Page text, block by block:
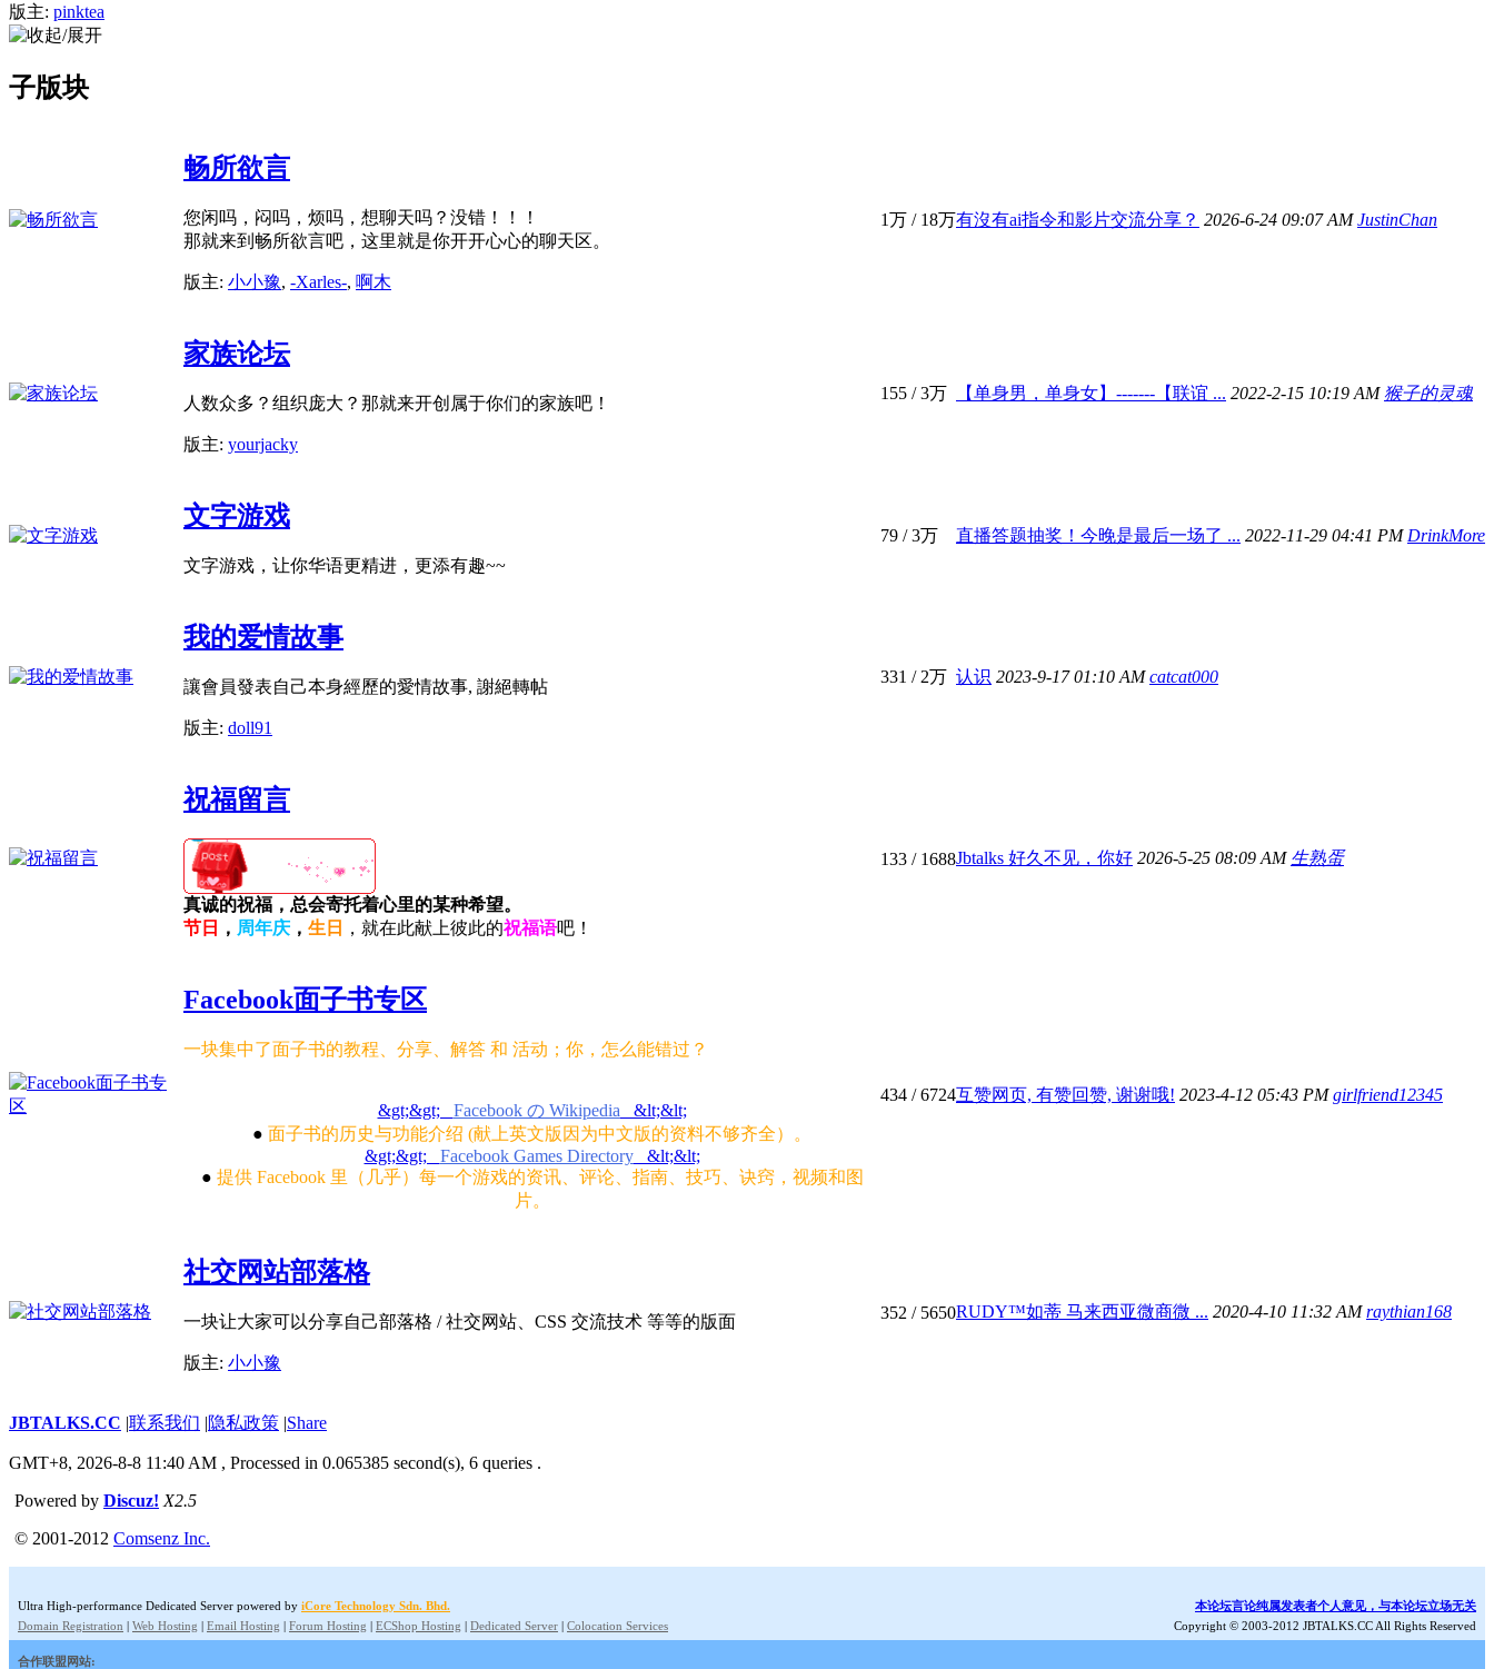
版主: pinktea
子版块
畅所欲言
您闲吗，闷吗，烦吗，想聊天吗？没错！！！
那就来到畅所欲言吧，这里就是你开开心心的聊天区。
版主: 小小豫, -Xarles-, 啊木
1万 / 18万有沒有ai指令和影片交流分享？ 2026-6-24 09:07 AMJustinChan
家族论坛
人数众多？组织庞大？那就来开创属于你们的家族吧！
版主: yourjacky
155 /3万 【单身男，单身女】-------【联谊 ... 2022-2-15 10:19 AM 猴子的灵魂
文字游戏
文字游戏，让你华语更精进，更添有趣~~
79 /3万 直播答题抽奖！今晚是最后一场了 ... 2022-11-29 04:41 PM DrinkMore
我的爱情故事
讓會員發表自己本身經歷的愛情故事, 謝絕轉帖
版主: doll91
331 / 2万 认识 2023-9-17 01:10 AMcatcat000
祝福留言
真诚的祝福，总会寄托着心里的某种希望。
节日
， 周年庆 ， 生日 ，就在此献上彼此的祝福语吧！
133 / 1688Jbtalks 好久不见，你好 2026-5-25 08:09 AM 生熟蛋
Facebook面子书专区
一块集中了面子书的教程、分享、解答 和 活动；你，怎么能错过？
&gt;&gt; Facebook の Wikipedia&lt;&lt;
● 面子书的历史与功能介绍 (献上英文版因为中文版的资料不够齐全）。
&gt;&gt; Facebook Games Directory&lt;&lt;
● 提供 Facebook 里（几乎）每一个游戏的资讯、评论、指南、技巧、诀窍，视频和图
片。
434 / 6724互赞网页, 有赞回赞, 谢谢哦! 2023-4-12 05:43 PMgirlfriend12345
社交网站部落格
一块让大家可以分享自己部落格 / 社交网站、CSS 交流技术 等等的版面
版主: 小小豫
352 / 5650RUDY™如蒂 马来西亚微商微 ... 2020-4-10 11:32 AMraythian168
JBTALKS.CC |联系我们 |隐私政策 |Share
GMT+8, 2026-8-8 11:40 AM , Processed in 0.065385 second(s), 6 queries .
Powered by Discuz! X2.5
© 2001-2012 Comsenz Inc.
Ultra High-performance Dedicated Server powered by iCore Technology Sdn. Bhd.
Domain Registration | Web Hosting | Email Hosting | Forum Hosting | ECShop Hosting | Dedicated Server | Colocation Services
本论坛言论纯属发表者个人意见，与本论坛立场无关
Copyright © 2003-2012 JBTALKS.CC All Rights Reserved
合作联盟网站: